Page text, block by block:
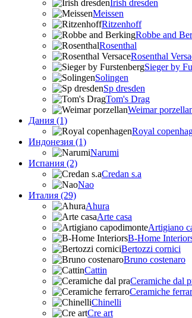
Irish dresden
Meissen
Ritzenhoff
Robbe and
Rosenthal
Rosenthal
Sieger by
Solingen
Sp dresden
Tom's Drag
Weimar
Дания (1)
Royal
Индонезия (1)
Narumi
Испания (2)
Credan s.a
Nao
Италия (29)
Ahura
Arte casa
Artigiano
B-Home
Bertozzi cornici
Bruno costenaro
Cattin
Ceramiche dal
Ceramiche
Chinelli
Cre art